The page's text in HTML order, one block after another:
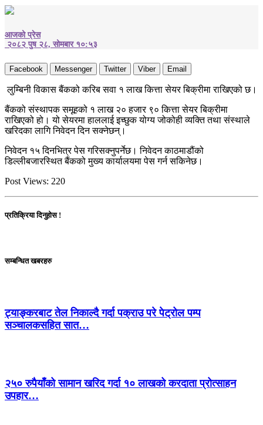
आजको प्रेस
२०८२ पुष २८, सोमबार १०:५३
Facebook Messenger Twitter Viber Email
लुम्बिनी विकास बैंकको करिब सवा १ लाख कित्ता सेयर बिक्रीमा राखिएको छ।
बैंकको संस्थापक समूहको १ लाख २० हजार ९० कित्ता सेयर बिक्रीमा
राखिएको हो। यो सेयरमा हाललाई इच्छुक योग्य जोकोही व्यक्ति तथा संस्थाले
खरिदका लागि निवेदन दिन सक्नेछन्।
निवेदन १५ दिनभित्र पेस गरिसक्नुपर्नेछ। निवेदन काठमाडौंको
डिल्लीबजारस्थित बैंकको मुख्य कार्यालयमा पेस गर्न सकिनेछ।
Post Views: 220
प्रतिक्रिया दिनुहोस !
सम्बन्धित खबरहरु
ट्याङ्करबाट तेल निकाल्दै गर्दा पक्राउ परे पेट्रोल पम्प
सञ्चालकसहित सात…
२५० रुपैयाँको सामान खरिद गर्दा १० लाखको करदाता प्रोत्साहन
उपहार…